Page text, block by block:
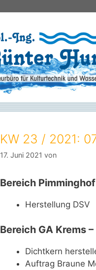
KW 23 / 2021:
17. Juni 2021 von
Bereich
Herstellung DSV
Bereich GA Krems
Dichtkern
Auftrag Braune